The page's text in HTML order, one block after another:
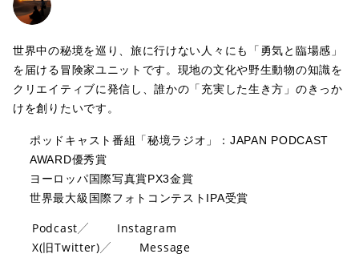
世界中の秘境を巡り、旅に行けない人々にも「勇気と臨場感」
を届ける冒険家ユニットです。現地の文化や野生動物の知識を
クリエイティブに発信し、誰かの「充実した生き方」のきっか
けを創りたいです。
ポッドキャスト番組「秘境ラジオ」：JAPAN PODCAST
AWARD優秀賞
ヨーロッパ国際写真賞PX3金賞
世界最大級国際フォトコンテストIPA受賞
Podcast
Instagram
X(旧Twitter)
Message